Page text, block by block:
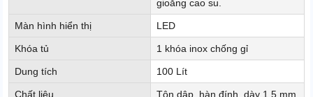
gioăng cao su.
Màn hình hiển thị LED
Khóa tủ 1 khóa inox chống gỉ
Dung tích 100 Lít
Chất liệu Tôn dập, hàn đính, dày 1.5 mm